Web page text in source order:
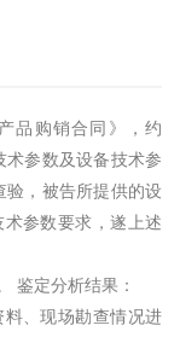
品购销合同》，约
术参数及设备技术参
验，被告所提供的设
参数要求，遂上述
鉴定分析结果：
、现场勘查情况进